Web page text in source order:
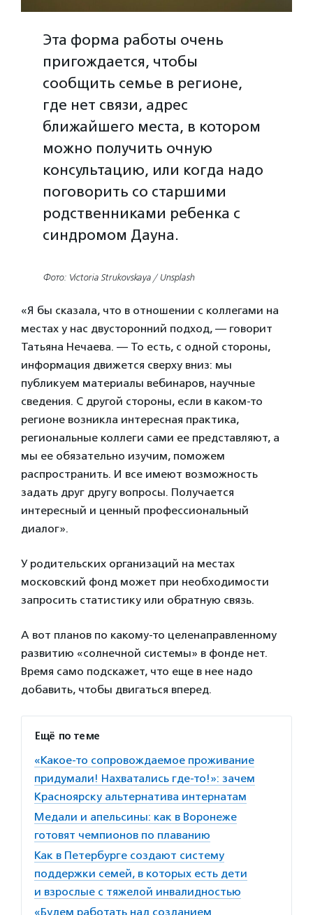
Эта форма работы очень
пригождается, чтобы
сообщить семье в регионе,
где нет связи, адрес
ближайшего места, в котором
можно получить очную
консультацию, или когда надо
поговорить со старшими
родственниками ребенка с
синдромом Дауна.
Фото: Victoria Strukovskaya / Unsplash
«Я бы сказала, что в отношении с коллегами на
местах у нас двусторонний подход, — говорит
Татьяна Нечаева. — То есть, с одной стороны,
информация движется сверху вниз: мы
публикуем материалы вебинаров, научные
сведения. С другой стороны, если в каком-то
регионе возникла интересная практика,
региональные коллеги сами ее представляют, а
мы ее обязательно изучим, поможем
распространить. И все имеют возможность
задать друг другу вопросы. Получается
интересный и ценный профессиональный
диалог».
У родительских организаций на местах
московский фонд может при необходимости
запросить статистику или обратную связь.
А вот планов по какому-то целенаправленному
развитию «солнечной системы» в фонде нет.
Время само подскажет, что еще в нее надо
добавить, чтобы двигаться вперед.
Ещё по теме
«Какое-то сопровождаемое проживание
придумали! Нахватались где-то!»: зачем
Красноярску альтернатива интернатам
Медали и апельсины: как в Воронеже
готовят чемпионов по плаванию
Как в Петербурге создают систему
поддержки семей, в которых есть дети
и взрослые с тяжелой инвалидностью
«Будем работать над созданием